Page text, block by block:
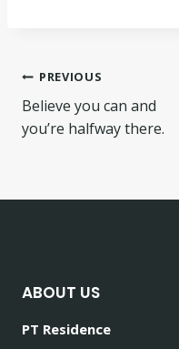
PREVIOUS
Believe you can and
you’re halfway there.
ABOUT US
PT Residence